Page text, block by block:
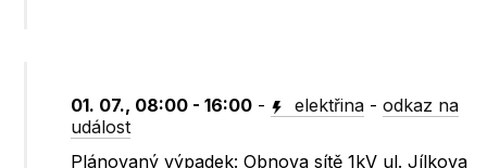
01. 07., 08:00 - 16:00 - elektřina -odkaz na
událost
Plánovaný výpadek: Obnova sítě 1kV ul. Jílkova